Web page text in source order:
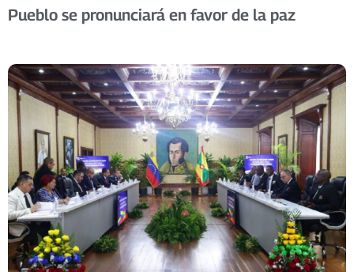
Pueblo se pronunciará en favor de la paz